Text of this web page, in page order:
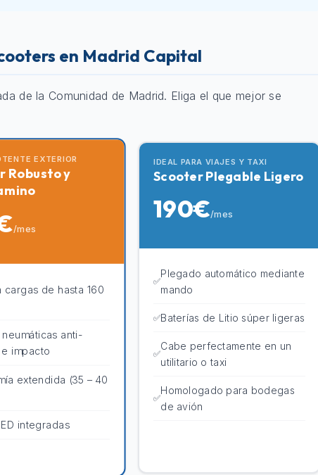
en Madrid Capital
de la Comunidad de Madrid. Eliga el que mejor se
EXTERIOR
Robusto y
/mes
cargas de hasta 160
neumáticas anti-
impacto
extendida (35 – 40
integradas
IDEAL PARA VIAJES Y TAXI
Scooter Plegable Ligero
190€/mes
Plegado automático mediante
mando
Baterías de Litio súper ligeras
Cabe perfectamente en un
utilitario o taxi
Homologado para bodegas
de avión